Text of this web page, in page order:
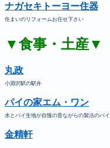
ナガセキトーヨー住器
住まいのリフォームお任せ下さい
▼食事・土産▼
丸政
小淵沢駅の駅弁
パイの家エム・ワン
水とパイ生地が自慢の昔ながらの製法のパイ
金精軒